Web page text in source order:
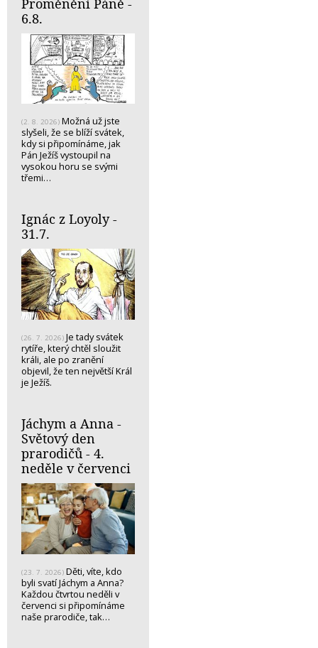
6.8.
(2. 8. 2026) Možná už jste
slyšeli, že se blíží svátek,
kdy si připomínáme, jak
Pán Ježíš vystoupil na
vysokou horu se svými
třemi…
Ignác z Loyoly -
31.7.
(26. 7. 2026) Je tady svátek
rytíře, který chtěl sloužit
králi, ale po zranění
objevil, že ten největší Král
je Ježíš.
Jáchym a Anna -
Světový den
prarodičů - 4.
neděle v červenci
(23. 7. 2026) Děti, víte, kdo
byli svatí Jáchym a Anna?
Každou čtvrtou neděli v
červenci si připomínáme
naše prarodiče, tak…